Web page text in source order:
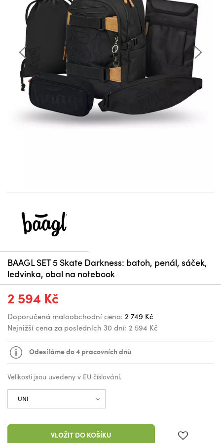
BAAGL SET 5 Skate Darkness: batoh, penál, sáček,
ledvinka, obal na notebook
2 594 Kč
Doporučená maloobchodní cena: 2 749 Kč
Nejnižší cena za posledních 30 dní: 2 594 Kč
Odesíláme do 4 pracovních dnů
Velikosti jsou uvedeny v EU číslování.
VLOŽIT DO KOŠÍKU